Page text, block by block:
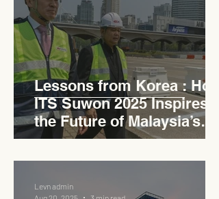
Lessons from Korea : How
ITS Suwon 2025 Inspires
the Future of Malaysia’s
Expressways
Levn admin